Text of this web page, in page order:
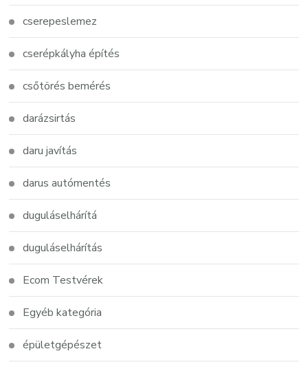
cserepeslemez
cserépkályha építés
csőtörés bemérés
darázsirtás
daru javítás
darus autómentés
duguláselhárítá
duguláselhárítás
Ecom Testvérek
Egyéb kategória
épületgépészet